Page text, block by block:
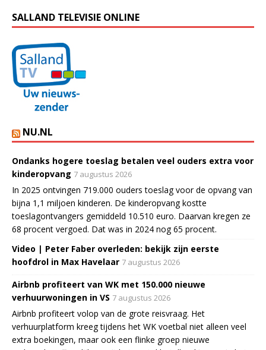
SALLAND TELEVISIE ONLINE
NU.NL
Ondanks hogere toeslag betalen veel ouders extra voor
kinderopvang 7 augustus 2026
In 2025 ontvingen 719.000 ouders toeslag voor de opvang van
bijna 1,1 miljoen kinderen. De kinderopvang kostte
toeslagontvangers gemiddeld 10.510 euro. Daarvan kregen ze
68 procent vergoed. Dat was in 2024 nog 65 procent.
Video | Peter Faber overleden: bekijk zijn eerste
hoofdrol in Max Havelaar 7 augustus 2026
Airbnb profiteert van WK met 150.000 nieuwe
verhuurwoningen in VS 7 augustus 2026
Airbnb profiteert volop van de grote reisvraag. Het
verhuurplatform kreeg tijdens het WK voetbal niet alleen veel
extra boekingen, maar ook een flinke groep nieuwe